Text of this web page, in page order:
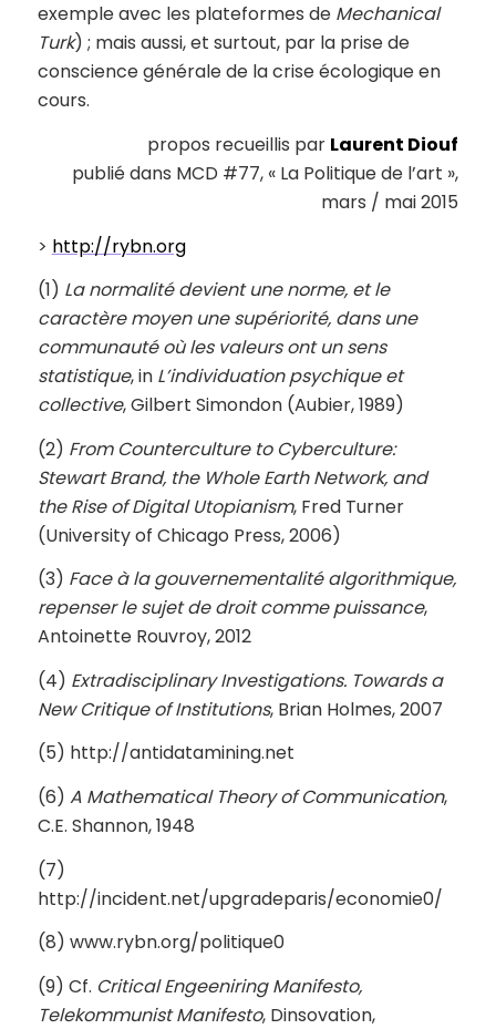
exemple avec les plateformes de Mechanical
Turk) ; mais aussi, et surtout, par la prise de
conscience générale de la crise écologique en
cours.
propos recueillis par Laurent Diouf
publié dans MCD #77, « La Politique de l’art »,
mars / mai 2015
> http://rybn.org
(1) La normalité devient une norme, et le
caractère moyen une supériorité, dans une
communauté où les valeurs ont un sens
statistique, in L’individuation psychique et
collective, Gilbert Simondon (Aubier, 1989)
(2) From Counterculture to Cyberculture:
Stewart Brand, the Whole Earth Network, and
the Rise of Digital Utopianism, Fred Turner
(University of Chicago Press, 2006)
(3) Face à la gouvernementalité algorithmique,
repenser le sujet de droit comme puissance,
Antoinette Rouvroy, 2012
(4) Extradisciplinary Investigations. Towards a
New Critique of Institutions, Brian Holmes, 2007
(5) http://antidatamining.net
(6) A Mathematical Theory of Communication,
C.E. Shannon, 1948
(7)
http://incident.net/upgradeparis/economie0/
(8) www.rybn.org/politique0
(9) Cf. Critical Engeeniring Manifesto,
Telekommunist Manifesto, Dinsovation,